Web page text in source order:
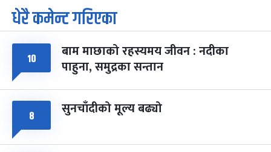
७
आइत
पूर्णिमा व्रत
चैत्र ७, २०८३-Mar 21, 2027
८ फागुपूर्णिमा
चैत्र ८, २०८३-Mar 22, 2027
७ महिना बाँकी
धेरै कमेन्ट गरिएका
१० बाम माछाको रहस्यमय जीवन : नदीका
पाहुना, समुद्रका सन्तान
८ सुनचाँदीको मूल्य बढ्यो